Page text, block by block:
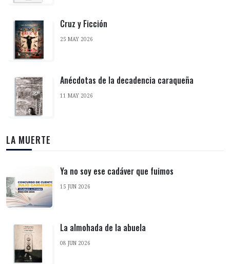
Cruz y Ficción
25 MAY 2026
Anécdotas de la decadencia caraqueña
11 MAY 2026
LA MUERTE
Ya no soy ese cadáver que fuimos
15 JUN 2026
La almohada de la abuela
08 JUN 2026